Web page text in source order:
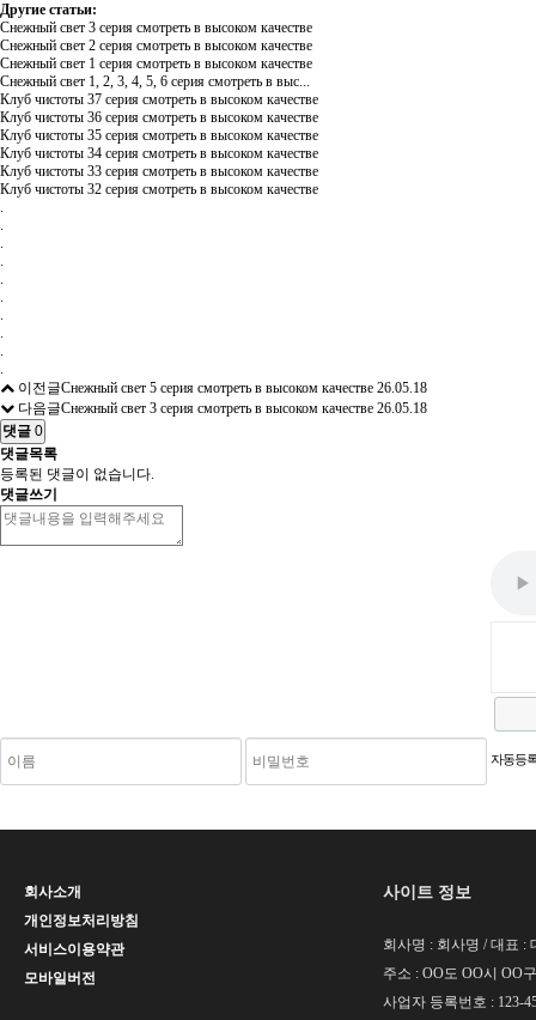
Другие статьи:
Снежный свет 3 серия смотреть в высоком качестве
Снежный свет 2 серия смотреть в высоком качестве
Снежный свет 1 серия смотреть в высоком качестве
Снежный свет 1, 2, 3, 4, 5, 6 серия смотреть в выс...
Клуб чистоты 37 серия смотреть в высоком качестве
Клуб чистоты 36 серия смотреть в высоком качестве
Клуб чистоты 35 серия смотреть в высоком качестве
Клуб чистоты 34 серия смотреть в высоком качестве
Клуб чистоты 33 серия смотреть в высоком качестве
Клуб чистоты 32 серия смотреть в высоком качестве
.
.
.
.
.
.
.
.
.
.
이전글Снежный свет 5 серия смотреть в высоком качестве 26.05.18
다음글Снежный свет 3 серия смотреть в высоком качестве 26.05.18
댓글 0
댓글목록
등록된 댓글이 없습니다.
댓글쓰기
자동등
회사소개
개인정보처리방침
서비스이용약관
모바일버전
사이트 정보
회사명 : 회사명 / 대표 :
주소 : OO도 OO시 OO
사업자 등록번호 : 123-